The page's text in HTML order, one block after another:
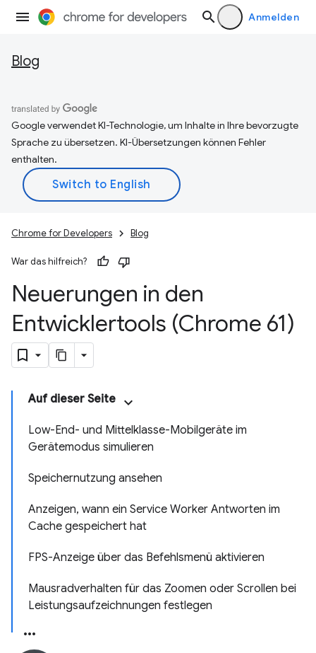
Anmelden
Blog
Google verwendet KI-Technologie, um Inhalte in Ihre bevorzugte
Sprache zu übersetzen. KI-Übersetzungen können Fehler
enthalten.
Chrome for Developers Blog
War das hilfreich?
Neuerungen in den
Entwicklertools (Chrome 61)
Auf dieser Seite
Low-End- und Mittelklasse-Mobilgeräte im
Gerätemodus simulieren
Speichernutzung ansehen
Anzeigen, wann ein Service Worker Antworten im
Cache gespeichert hat
FPS-Anzeige über das Befehlsmenü aktivieren
Mausradverhalten für das Zoomen oder Scrollen bei
Leistungsaufzeichnungen festlegen